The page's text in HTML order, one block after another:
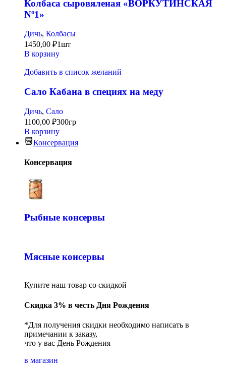
Колбаса сыровяленая «ВОРКУТИНСКАЯ
Nº1»
Дичь, Колбасы
1450,00 ₽1шт
В корзину
Добавить в список желаний
Сало Кабана в специях на меду
Дичь, Сало
1100,00 ₽300гр
В корзину
Консервация
Консервация
Рыбные консервы
Мясные консервы
Купите наш товар со скидкой
Скидка 3% в честь Дня Рождения
*Для получения скидки необходимо написать в
примечании к заказу,
что у вас День Рождения
в магазин